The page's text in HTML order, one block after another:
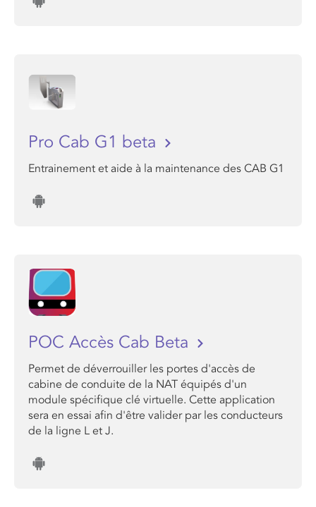
Pro Cab G1 beta
Entrainement et aide à la maintenance des CAB G1
POC Accès Cab Beta
Permet de déverrouiller les portes d'accès de
cabine de conduite de la NAT équipés d'un
module spécifique clé virtuelle. Cette application
sera en essai afin d'être valider par les conducteurs
de la ligne L et J.